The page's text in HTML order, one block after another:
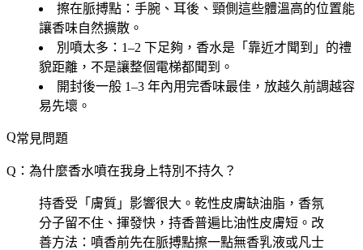
擦在脈搏點 ：手腕、耳後、頸側這些體溫高的位置能
讓香味自然擴散。
別噴太多 ：1–2 下足夠，香水是「靠近才聞到」的禮
貌距離，不是讓整個電梯都聞到。
開封後一般 1–3 年內用完香味最佳，放越久前調越容
易先壞。
常見問題
Q：為什麼香水噴在我身上特別不持久？
持香受「膚質」影響很大。乾性皮膚缺油脂，香氛
分子留不住、揮發快，持香普遍比油性皮膚短。改
善方法：噴香前先在脈搏點擦一點無香乳液或凡士